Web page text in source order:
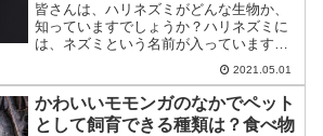
皆さんは、ハリネズミがどんな生物か、
知っていますでしょうか？ハリネズミに
は、ネズミという名前が入っています
が、ネズミの仲間ではなく、テンレック
や、モグラなどと同じ仲間になります。
近年、ペットショップやホームセンター
などで、ハリネズミが販売さ...
2021.05.01
かわいいモモンガのなかでペット
として飼育できる種類は？食べ物